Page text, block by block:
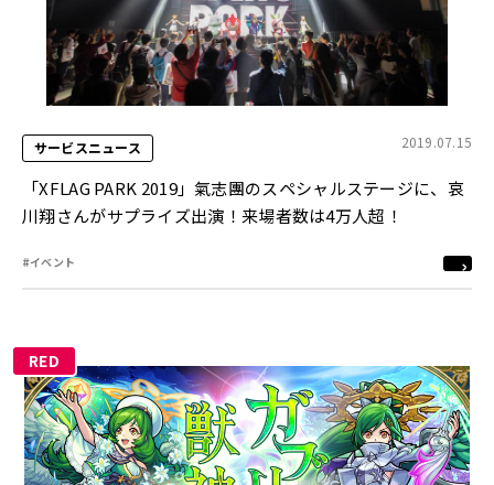
サービスニュース 2019.07.15
「XFLAG PARK 2019」氣志團のスペシャルステージに、哀
川翔さんがサプライズ出演！来場者数は4万人超！
#イベント
RED